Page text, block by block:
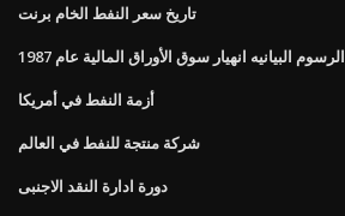
تاريخ سعر النفط الخام برنت
الرسوم البيانيه انهيار سوق الأوراق المالية عام 1987
أزمة النفط في أمريكا
شركة منتجة للنفط في العالم
دورة ادارة النقد الاجنبى